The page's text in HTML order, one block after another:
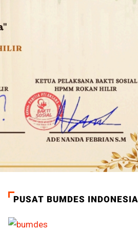
PUSAT BUMDES INDONESIA